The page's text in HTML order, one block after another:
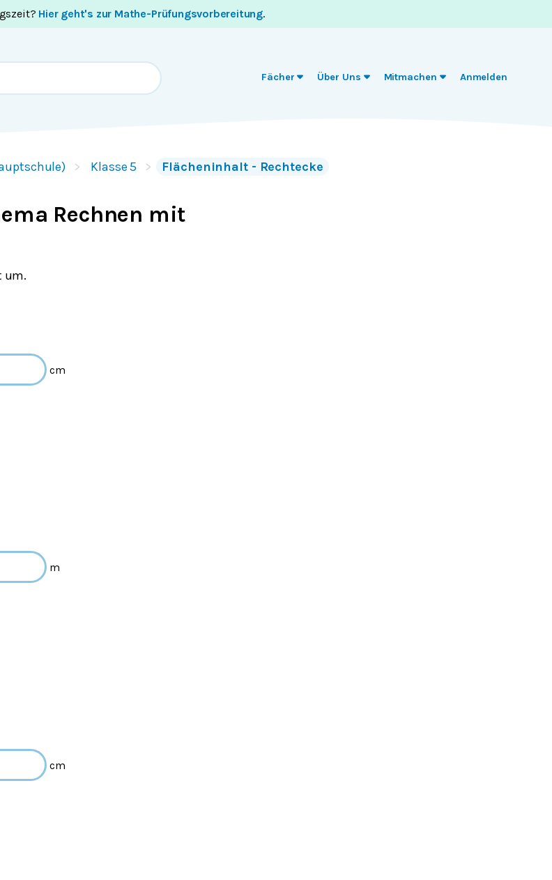
Hier geht's zur Mathe-Prüfungsvorbereitung.
Fächer Über Uns Mitmachen Anmelden
Klasse 5 Flächeninhalt - Rechtecke
Rechnen mit
um.
cm
m
cm